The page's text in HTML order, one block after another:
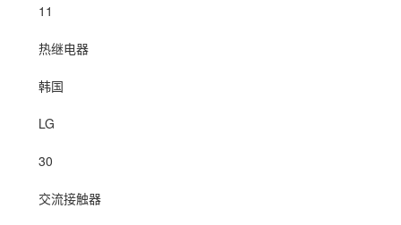
11
热继电器
韩国
LG
30
交流接触器